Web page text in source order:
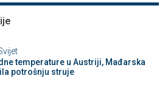
temperature u Austriji, Mađarska
potrošnju struje